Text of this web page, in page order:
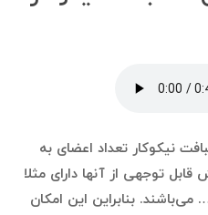
نیکوکار تعداد اعضای به
توجهی از آنها دارای مثلا
۹۱۱، ۹۱۲، ۹۱۳ و یا …. می‌باشند. بنابراین این امکان